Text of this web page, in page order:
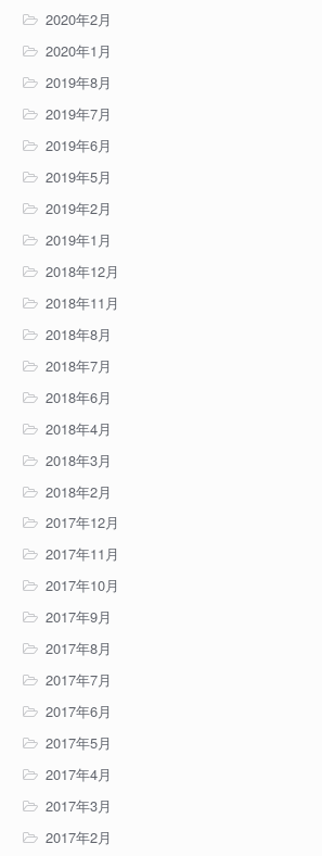
2020年2月
2020年1月
2019年8月
2019年7月
2019年6月
2019年5月
2019年2月
2019年1月
2018年12月
2018年11月
2018年8月
2018年7月
2018年6月
2018年4月
2018年3月
2018年2月
2017年12月
2017年11月
2017年10月
2017年9月
2017年8月
2017年7月
2017年6月
2017年5月
2017年4月
2017年3月
2017年2月